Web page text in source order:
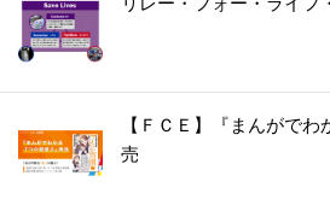
【ＦＣＥ】『まんがで
売